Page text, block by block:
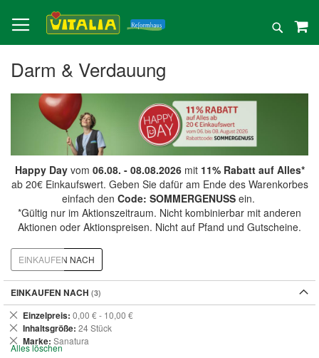
zum
Inhalt
Suche
Darm & Verdauung
Happy Dayvom 06.08. - 08.08.2026mit 11% Rabatt auf Alles*
ab 20€ Einkaufswert. Geben Sie dafür am Ende des Warenkorbes
einfach den Code: SOMMERGENUSSein.
*Gültig nur im Aktionszeitraum. Nicht kombinierbar mit anderen
Aktionen oder Aktionspreisen. Nicht auf Pfand und Gutscheine.
EINKAUFEN NACH
EINKAUFEN NACH
Einzelpreis 0,00 € - 10,00 €
Dies
entfernen
Inhaltsgröße 24 Stück
Dies
entfernen
Marke Sanatura
Dies
entfernen
Alles löschen